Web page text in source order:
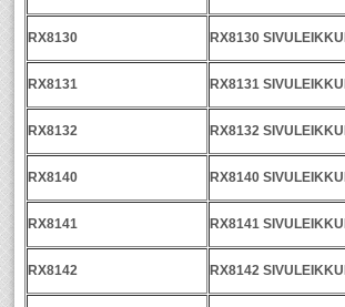
RX8130 RX8130
RX8131 RX8131
RX8132 RX8132
RX8140 RX8140
RX8141 RX8141
RX8142 RX8142